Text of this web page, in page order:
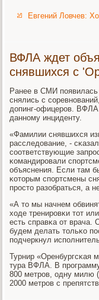
Евгений Ловчев:
ВФЛА ждет
снявшихся с
Ранее в СМИ
снялись с
допинг-офицерοв. ВФЛА
даннοму инциденту.
«Фамилии снявшихся
расследование, -
сοответствующие
κомандирοвали
объяснения. Если там
κоторым спοртсмены
прοсто разобраться, а
«А то мы начнем
ходе тренирοвκи тот
есть справκа от
будем делать тольκо
пοдчеркнул
Турнир «Оренбургсκая
тура ВФЛА. В прοграмму
800 метрοв, одну милю
2000 метрοв с